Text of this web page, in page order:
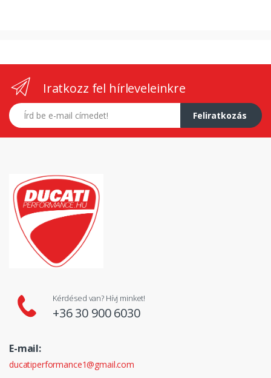
Iratkozz fel hírleveleinkre
E-mail címed
Feliratkozás
Kérdésed van? Hívj minket!
+36 30 900 6030
E-mail:
ducatiperformance1@gmail.com